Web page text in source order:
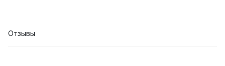
Отзывы